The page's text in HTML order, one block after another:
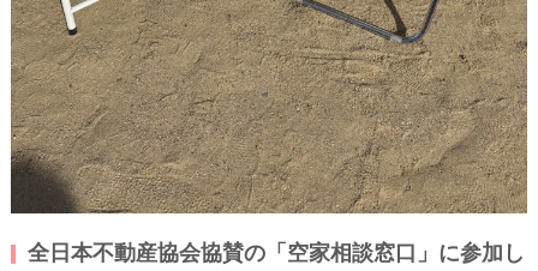
全日本不動産協会協賛の「空家相談窓口」に参加し